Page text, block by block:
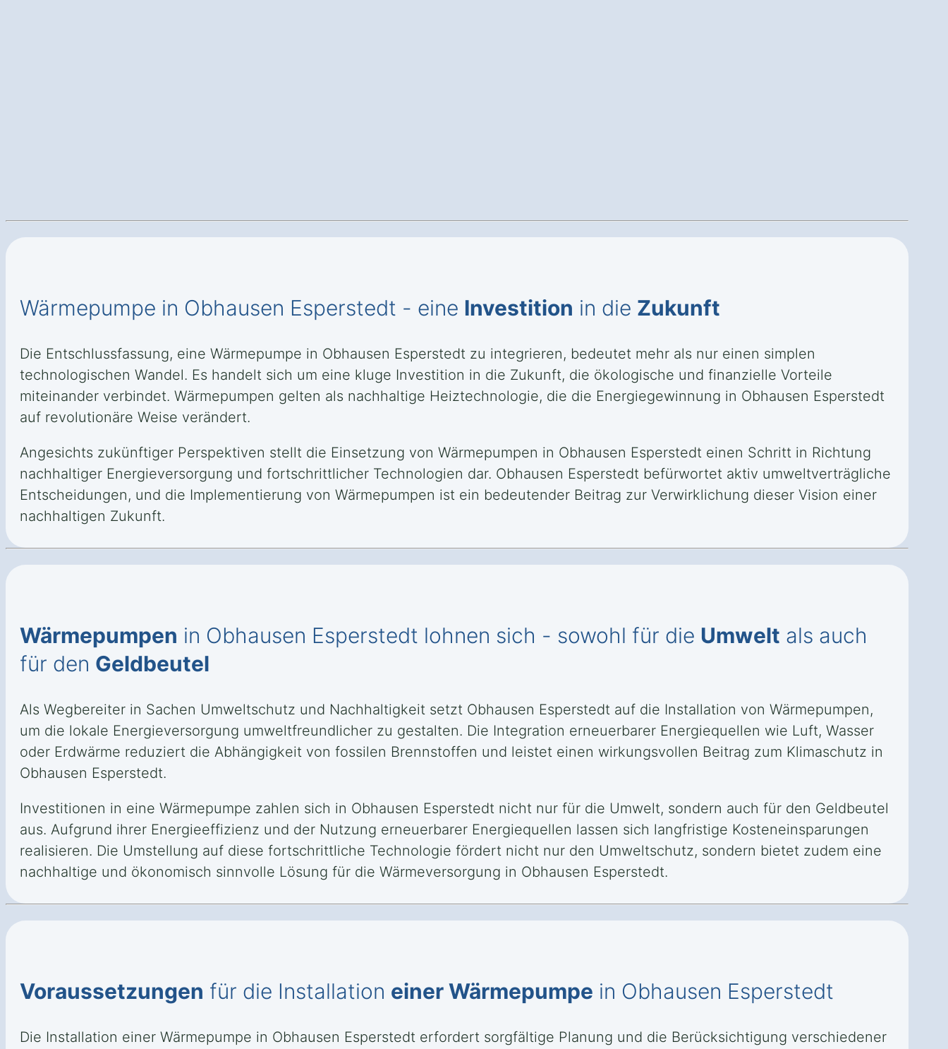
Wärmepumpe in Obhausen Esperstedt - eine Investition in die Zukunft
Die Entschlussfassung, eine Wärmepumpe in Obhausen Esperstedt zu integrieren, bedeutet mehr als nur einen simplen
technologischen Wandel. Es handelt sich um eine kluge Investition in die Zukunft, die ökologische und finanzielle Vorteile
miteinander verbindet. Wärmepumpen gelten als nachhaltige Heiztechnologie, die die Energiegewinnung in Obhausen Esperstedt
auf revolutionäre Weise verändert.
Angesichts zukünftiger Perspektiven stellt die Einsetzung von Wärmepumpen in Obhausen Esperstedt einen Schritt in Richtung
nachhaltiger Energieversorgung und fortschrittlicher Technologien dar. Obhausen Esperstedt befürwortet aktiv umweltverträgliche
Entscheidungen, und die Implementierung von Wärmepumpen ist ein bedeutender Beitrag zur Verwirklichung dieser Vision einer
nachhaltigen Zukunft.
Wärmepumpen in Obhausen Esperstedt lohnen sich - sowohl für die Umwelt als auch
für den Geldbeutel
Als Wegbereiter in Sachen Umweltschutz und Nachhaltigkeit setzt Obhausen Esperstedt auf die Installation von Wärmepumpen,
um die lokale Energieversorgung umweltfreundlicher zu gestalten. Die Integration erneuerbarer Energiequellen wie Luft, Wasser
oder Erdwärme reduziert die Abhängigkeit von fossilen Brennstoffen und leistet einen wirkungsvollen Beitrag zum Klimaschutz in
Obhausen Esperstedt.
Investitionen in eine Wärmepumpe zahlen sich in Obhausen Esperstedt nicht nur für die Umwelt, sondern auch für den Geldbeutel
aus. Aufgrund ihrer Energieeffizienz und der Nutzung erneuerbarer Energiequellen lassen sich langfristige Kosteneinsparungen
realisieren. Die Umstellung auf diese fortschrittliche Technologie fördert nicht nur den Umweltschutz, sondern bietet zudem eine
nachhaltige und ökonomisch sinnvolle Lösung für die Wärmeversorgung in Obhausen Esperstedt.
Voraussetzungen für die Installation einer Wärmepumpe in Obhausen Esperstedt
Die Installation einer Wärmepumpe in Obhausen Esperstedt erfordert sorgfältige Planung und die Berücksichtigung verschiedener